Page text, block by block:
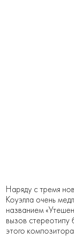
Наряду с тремя
Коуэлла очень
названием
вызов стереотипу
этого